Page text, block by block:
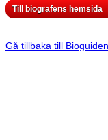
Till biografens hemsida
Gå tillbaka till Bioguiden